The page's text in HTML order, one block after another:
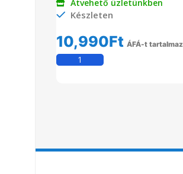
Átvehető üzletünkben
Készleten
10,990Ft ÁFÁ-t tartalmaz